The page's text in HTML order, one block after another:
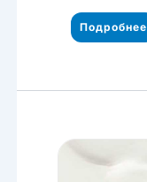
Подробнее